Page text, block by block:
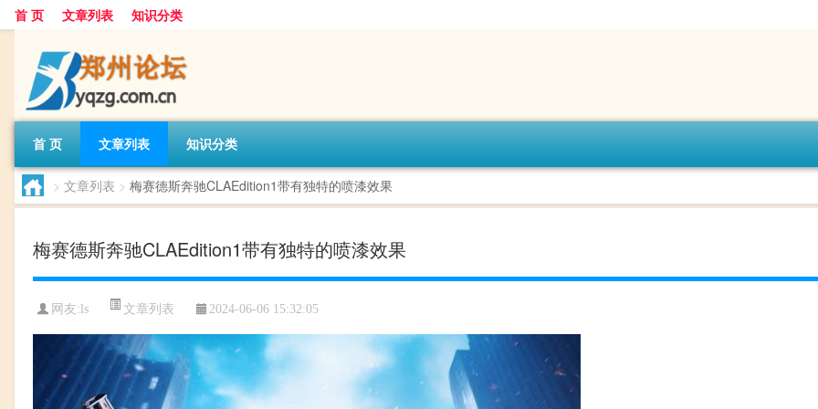
首 页 文章列表 知识分类
首 页 文章列表 知识分类
> 文章列表 > 梅赛德斯奔驰CLAEdition1带有独特的喷漆效果
梅赛德斯奔驰CLAEdition1带有独特的喷漆效果
网友:ls 文章列表 2024-06-06 15:32:05